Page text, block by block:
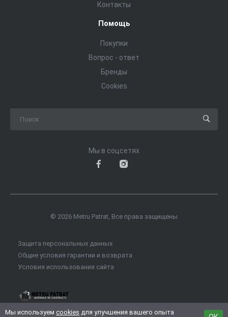
Мы используем cookies для улучшения вашего опыта
Контакты
Помощь
Покупки
Вопрос - ответ
Бренды
Cookies
Мы в соцсетях
© 2026 Metru Patrat, Все права защищены
Защита персональных данных
Общие условия гарантии и возврата
Условия использования сайта